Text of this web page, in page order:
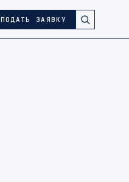
ПОДАТЬ ЗАЯВКУ